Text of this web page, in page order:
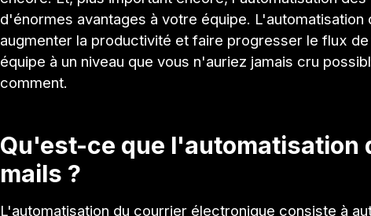
d'énormes avantages à votre équipe. L'automatisation
augmenter la productivité et faire progresser le flux
équipe à un niveau que vous n'auriez jamais cru
comment.
Qu'est-ce que l'automatisation
mails ?
L'automatisation du courrier électronique consiste à